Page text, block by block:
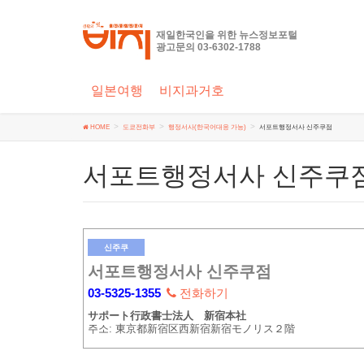
재일한국인을 위한 뉴스정보포털
광고문의 03-6302-1788
일본여행 비지과거호
HOME 도쿄전화부 행정서사(한국어대응 가능) 서포트행정서사 신주쿠점
서포트행정서사 신주쿠
신주쿠
서포트행정서사 신주쿠점
03-5325-1355 전화하기
サポート行政書士法人 新宿本社
주소: 東京都新宿区西新宿新宿モノリス２階